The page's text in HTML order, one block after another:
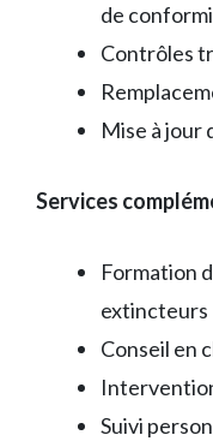
de
Contrôles
Mise à jour
Services
Formation
extincteurs
Conseil en
Suivi